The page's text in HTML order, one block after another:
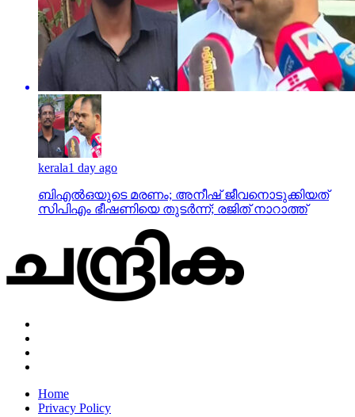
kerala1 day ago
ബിഎല്‍ഒയുടെ മരണം; അനീഷ് ജീവനൊടുക്കിയത്
സിപിഎം ഭീഷണിയെ തുടര്‍ന്ന്; രജിത് നാറാത്ത്
Home
Privacy Policy